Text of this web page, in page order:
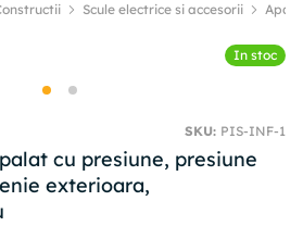
Scule electrice si accesorii
In stoc
SKU: PIS-INF-1
cu presiune, presiune
exterioara,